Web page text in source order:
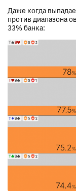
Даже когда
против диапазона
33% банка: